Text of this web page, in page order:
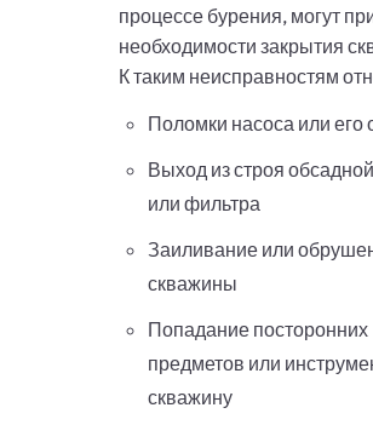
процессе бурения, могут
необходимости закрытия
К таким неисправностям
Поломки насоса или его
Выход из строя
или фильтра
Заиливание или
скважины
Попадание посторонних
предметов или
скважину